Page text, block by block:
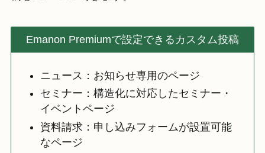
Emanon Premiumで設定できるカスタム投稿
ニュース：お知らせ専用のページ
セミナー：構造化に対応したセミナー・
イベントページ
資料請求：申し込みフォームが設置可能
なページ